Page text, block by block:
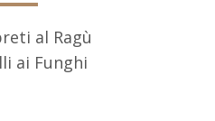
al Ragù
ai Funghi